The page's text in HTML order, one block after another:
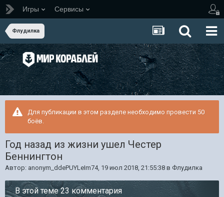
Игры Сервисы
Флудилка
Для публикации в этом разделе необходимо провести 50
боёв.
Год назад из жизни ушел Честер
Беннингтон
Автор: anonym_ddePUYLeIm74, 19 июл 2018, 21:55:38 в Флудилка
В этой теме 23 комментария